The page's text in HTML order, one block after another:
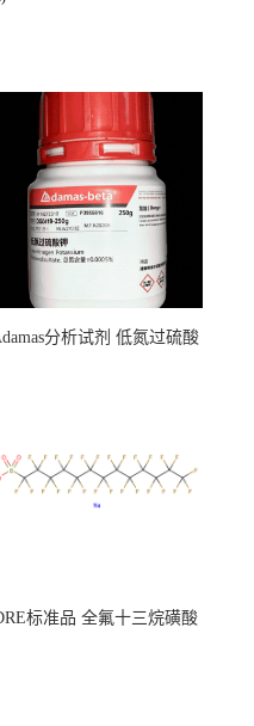
分析试剂 低氮过硫酸
标准品 全氟十三烷磺酸